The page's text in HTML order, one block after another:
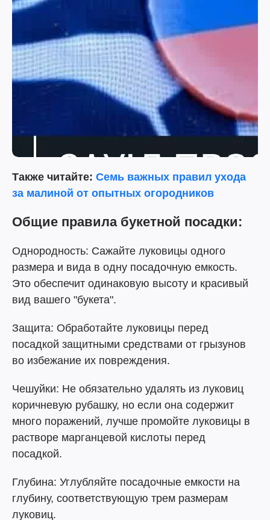
Также читайте: Семь важных правил ухода
за малиной от опытных огородников
Общие правила букетной посадки:
Однородность: Сажайте луковицы одного
размера и вида в одну посадочную емкость.
Это обеспечит одинаковую высоту и красивый
вид вашего "букета".
Защита: Обработайте луковицы перед
посадкой защитными средствами от грызунов
во избежание их повреждения.
Чешуйки: Не обязательно удалять из луковиц
коричневую рубашку, но если она содержит
много поражений, лучше промойте луковицы в
растворе марганцевой кислоты перед
посадкой.
Глубина: Углубляйте посадочные емкости на
глубину, соответствующую трем размерам
луковиц.